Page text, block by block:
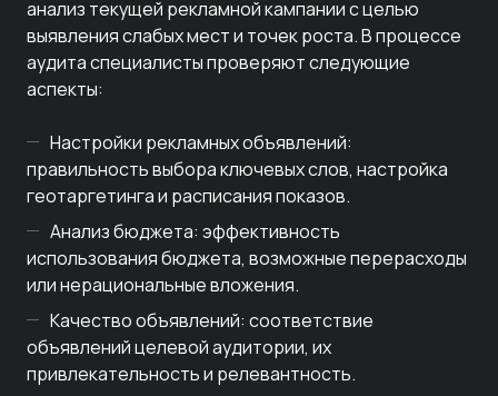
анализ текущей рекламной кампании с целью
выявления слабых мест и точек роста. В процессе
аудита специалисты проверяют следующие
аспекты:
Настройки рекламных объявлений:
правильность выбора ключевых слов, настройка
геотаргетинга и расписания показов.
Анализ бюджета: эффективность
использования бюджета, возможные перерасходы
или нерациональные вложения.
Качество объявлений: соответствие
объявлений целевой аудитории, их
привлекательность и релевантность.